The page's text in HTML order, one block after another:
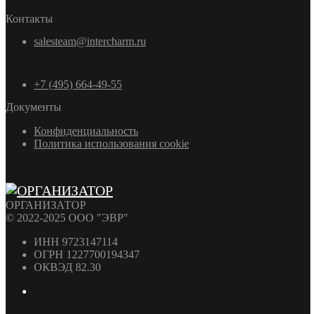
Контакты
salesteam@intercharm.ru
+7 (495) 664-49-55
Документы
Конфиденциальность
Политика использования cookie
ОРГАНИЗАТОР
© 2022-2025 ООО "ЭВР"
ИНН 9723147114
ОГРН 1227700194347
ОКВЭД 82.30